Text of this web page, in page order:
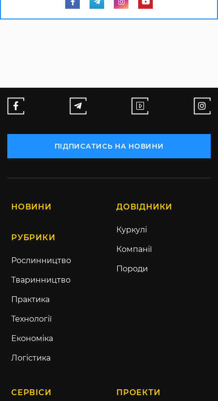
ПІДПИСАТИСЬ НА НОВИНИ
НОВИНИ
РУБРИКИ
Рослинництво
Тваринництво
Практика
Технології
Економіка
Логістика
ДОВІДНИКИ
Куркулі
Компанії
Породи
СЕРВІСИ ПРОЕКТИ